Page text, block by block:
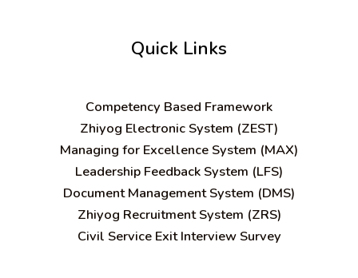
Quick Links
Competency Based Framework
Zhiyog Electronic System (ZEST)
Managing for Excellence System (MAX)
Leadership Feedback System (LFS)
Document Management System (DMS)
Zhiyog Recruitment System (ZRS)
Civil Service Exit Interview Survey